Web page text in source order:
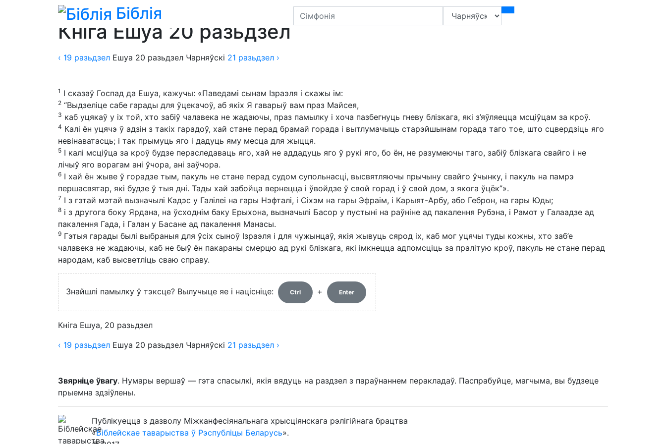
Біблія
Біблія» Пераклады»Пераклад Чарняўскага 2017
Кніга Ешуа 20 разьдзел
‹ 19 разьдзел Ешуа 20 разьдзел Чарняўскі 21 разьдзел ›
1 І сказаў Госпад да Ешуа, кажучы: «Паведамі сынам Ізраэля і скажы ім:
2 “Выдзеліце сабе гарады для ўцекачоў, аб якіх Я гаварыў вам праз Майсея,
3 каб уцякаў у іх той, хто забіў чалавека не жадаючы, праз памылку і хоча пазбегнуць гневу блізкага, які з’яўляецца мсціўцам за кроў.
4 Калі ён уцячэ ў адзін з такіх гарадоў, хай стане перад брамай горада і вытлумачыць старэйшынам горада таго тое, што сцвердзіць яго
невінаватасць; і так прымуць яго і дадуць яму месца для жыцця.
5 І калі мсціўца за кроў будзе пераследаваць яго, хай не аддадуць яго ў рукі яго, бо ён, не разумеючы таго, забіў блізкага свайго і не
лічыў яго ворагам ані ўчора, ані заўчора.
6 І хай ён жыве ў горадзе тым, пакуль не стане перад судом супольнасці, высвятляючы прычыну свайго ўчынку, і пакуль на памрэ
першасвятар, які будзе ў тыя дні. Тады хай забойца вернецца і ўвойдзе ў свой горад і ў свой дом, з якога ўцёк”».
7 І з гэтай мэтай вызначылі Кадэс у Галілеі на гары Нэфталі, і Сіхэм на гары Эфраім, і Карыят-Арбу, або Геброн, на гары Юды;
8 і з другога боку Ярдана, на ўсходнім баку Ерыхона, вызначылі Басор у пустыні на раўніне ад пакалення Рубэна, і Рамот у Галаадзе ад
пакалення Гада, і Галан у Басане ад пакалення Манасы.
9 Гэтыя гарады былі выбраныя для ўсіх сыноў Ізраэля і для чужынцаў, якія жывуць сярод іх, каб мог уцячы туды кожны, хто заб’е
чалавека не жадаючы, каб не быў ён пакараны смерцю ад рукі блізкага, які імкнецца адпомсціць за пралітую кроў, пакуль не стане перад
народам, каб высветліць сваю справу.
Знайшлі памылку ў тэксце? Вылучыце яе і націсніце: Ctrl + Enter
Кніга Ешуа, 20 разьдзел
‹ 19 разьдзел Ешуа 20 разьдзел Чарняўскі 21 разьдзел ›
Звярніце ўвагу. Нумары вершаў — гэта спасылкі, якія вядуць на раздзел з параўнаннем перакладаў. Паспрабуйце, магчыма, вы будзеце
прыемна здзіўлены.
Публікуецца з дазволу Міжканфесіянальнага хрысціянскага рэлігійнага брацтва
«Біблейскае таварыства ў Рэспубліцы Беларусь».